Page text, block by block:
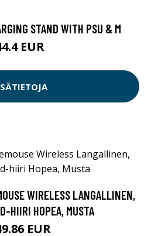
STAND WITH PSU & M
EUR
WIRELESS LANGALLINEN,
HIIRI HOPEA, MUSTA
EUR